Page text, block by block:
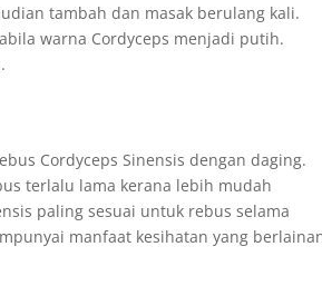
tambah dan masak berulang kali.
warna Cordyceps menjadi putih.
Cordyceps Sinensis dengan daging.
terlalu lama kerana lebih mudah
paling sesuai untuk rebus selama
manfaat kesihatan yang